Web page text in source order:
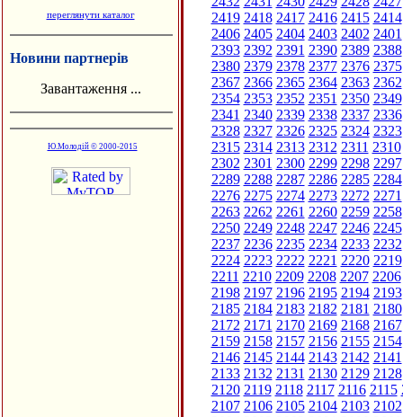
переглянути каталог
Новини партнерів
Завантаження ...
Ю.Молодій © 2000-2015
2419 2418 2417 2416 2415 2414
2406 2405 2404 2403 2402 2401
2393 2392 2391 2390 2389 2388
2380 2379 2378 2377 2376 2375
2367 2366 2365 2364 2363 2362
2354 2353 2352 2351 2350 2349
2341 2340 2339 2338 2337 2336
2328 2327 2326 2325 2324 2323
2315 2314 2313 2312 2311 2310
2302 2301 2300 2299 2298 2297
2289 2288 2287 2286 2285 2284
2276 2275 2274 2273 2272 2271
2263 2262 2261 2260 2259 2258
2250 2249 2248 2247 2246 2245
2237 2236 2235 2234 2233 2232
2224 2223 2222 2221 2220 2219
2211 2210 2209 2208 2207 2206
2198 2197 2196 2195 2194 2193
2185 2184 2183 2182 2181 2180
2172 2171 2170 2169 2168 2167
2159 2158 2157 2156 2155 2154
2146 2145 2144 2143 2142 2141
2133 2132 2131 2130 2129 2128
2120 2119 2118 2117 2116 2115
2107 2106 2105 2104 2103 2102